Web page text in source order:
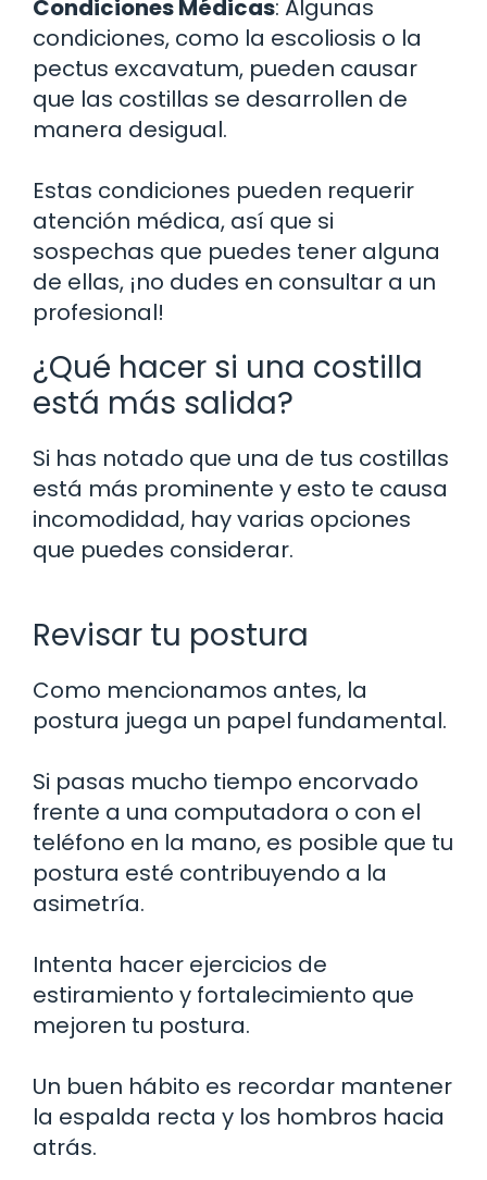
Condiciones Médicas: Algunas
condiciones, como la escoliosis o la
pectus excavatum, pueden causar
que las costillas se desarrollen de
manera desigual.
Estas condiciones pueden requerir
atención médica, así que si
sospechas que puedes tener alguna
de ellas, ¡no dudes en consultar a un
profesional!
¿Qué hacer si una costilla
está más salida?
Si has notado que una de tus costillas
está más prominente y esto te causa
incomodidad, hay varias opciones
que puedes considerar.
Revisar tu postura
Como mencionamos antes, la
postura juega un papel fundamental.
Si pasas mucho tiempo encorvado
frente a una computadora o con el
teléfono en la mano, es posible que tu
postura esté contribuyendo a la
asimetría.
Intenta hacer ejercicios de
estiramiento y fortalecimiento que
mejoren tu postura.
Un buen hábito es recordar mantener
la espalda recta y los hombros hacia
atrás.